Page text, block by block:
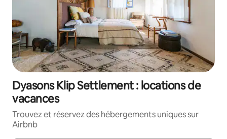
Dyasons Klip Settlement : locations de
vacances
Trouvez et réservez des hébergements uniques sur
Airbnb